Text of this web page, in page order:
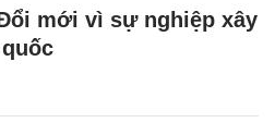
mới vì sự nghiệp xây